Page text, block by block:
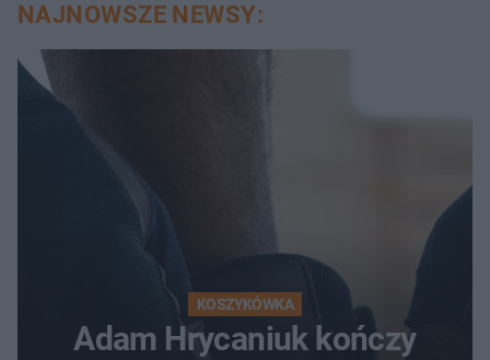
NAJNOWSZE NEWSY:
KOSZYKÓWKA
Adam Hrycaniuk kończy